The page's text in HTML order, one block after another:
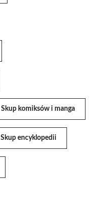
Skup komiksów i manga
Skup encyklopedii